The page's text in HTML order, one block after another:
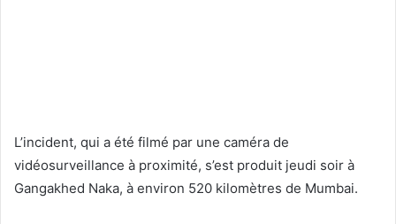
L’incident, qui a été filmé par une caméra de
vidéosurveillance à proximité, s’est produit jeudi soir à
Gangakhed Naka, à environ 520 kilomètres de Mumbai.